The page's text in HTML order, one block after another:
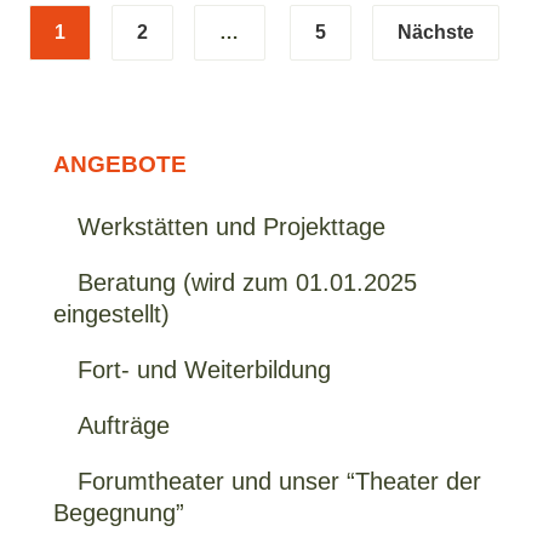
1 2 … 5 Nächste
ANGEBOTE
Werkstätten und Projekttage
Beratung (wird zum 01.01.2025
eingestellt)
Fort- und Weiterbildung
Aufträge
Forumtheater und unser “Theater der
Begegnung”